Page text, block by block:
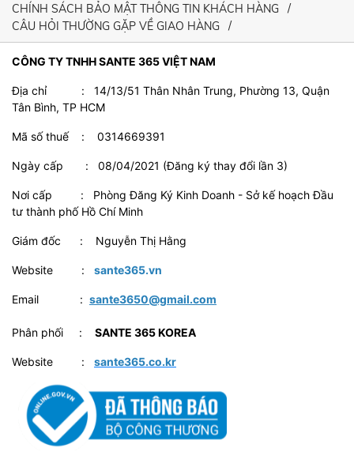
CHÍNH SÁCH BẢO MẬT THÔNG TIN KHÁCH HÀNG
CÂU HỎI THƯỜNG GẶP VỀ GIAO HÀNG
CÔNG TY TNHH SANTE 365 VIỆT NAM
Địa chỉ : 14/13/51 Thân Nhân Trung, Phường 13, Quận
Tân Bình, TP HCM
Mã số thuế : 0314669391
Ngày cấp : 08/04/2021 (Đăng ký thay đổi lần 3)
Nơi cấp : Phòng Đăng Ký Kinh Doanh - Sở kế hoạch Đầu
tư thành phố Hồ Chí Minh
Giám đốc : Nguyễn Thị Hằng
Website : sante365.vn
Email : sante3650@gmail.com
Phân phối : SANTE 365 KOREA
Website : sante365.co.kr